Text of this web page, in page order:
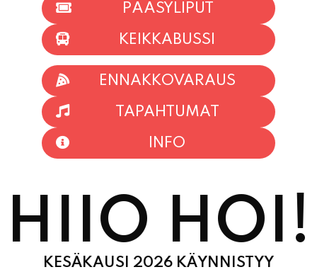
PÄÄSYLIPUT
KEIKKABUSSI
ENNAKKOVARAUS
TAPAHTUMAT
INFO
HIIO HOI!
KESÄKAUSI 2026 KÄYNNISTYY